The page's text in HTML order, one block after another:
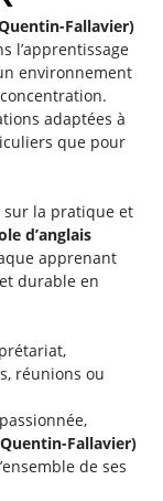
Fallavier)
l’apprentissage
environnement
adaptées à
que pour
sur la pratique et
d’anglais
apprenant
durable en
réunions ou
Fallavier)
de ses